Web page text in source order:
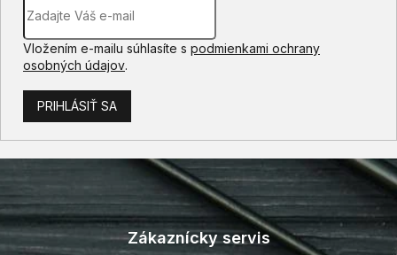
Vložením e-mailu súhlasíte s podmienkami ochrany
osobných údajov.
PRIHLÁSIŤ SA
Z
á
p
ä
Zákaznícky servis